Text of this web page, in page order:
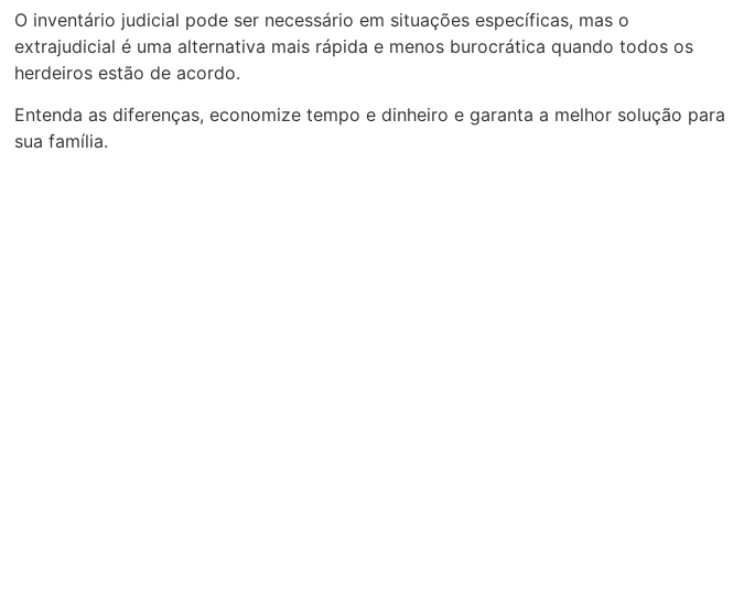
O inventário judicial pode ser necessário em situações específicas, mas o
extrajudicial é uma alternativa mais rápida e menos burocrática quando todos os
herdeiros estão de acordo.
Entenda as diferenças, economize tempo e dinheiro e garanta a melhor solução para
sua família.